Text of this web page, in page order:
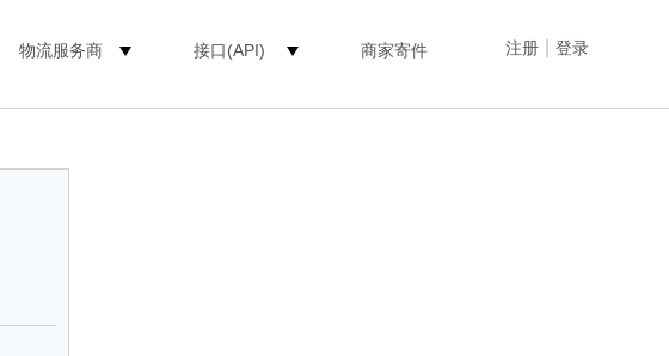
注册 登录
物流服务商 接口(API) 商家寄件